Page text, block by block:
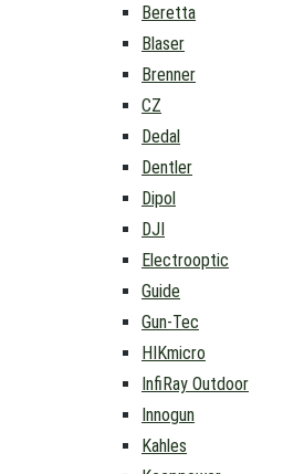
Beretta
Blaser
Brenner
CZ
Dedal
Dentler
Dipol
DJI
Electrooptic
Guide
Gun-Tec
HIKmicro
InfiRay Outdoor
Innogun
Kahles